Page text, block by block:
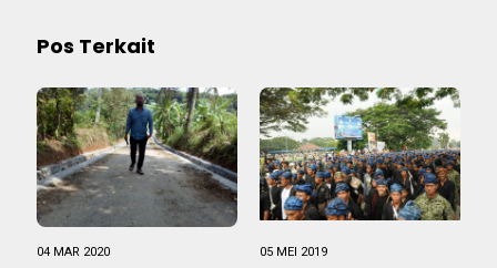
Pos Terkait
04 MAR 2020 05 MEI 2019